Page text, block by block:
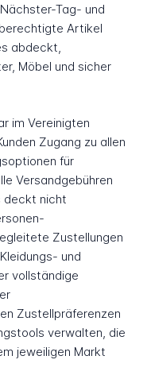
Tag- und
Artikel
abdeckt,
Möbel und sicher
im Vereinigten
Zugang zu allen
für
Versandgebühren
deckt nicht
Zustellungen
und
vollständige
Zustellpräferenzen
verwalten, die
jeweiligen Markt